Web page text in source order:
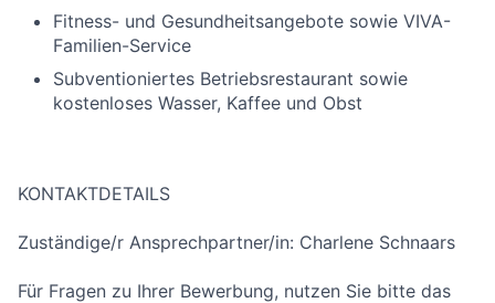
Fitness- und Gesundheitsangebote sowie VIVA-
Familien-Service
Subventioniertes Betriebsrestaurant sowie
kostenloses Wasser, Kaffee und Obst
KONTAKTDETAILS
Zuständige/r Ansprechpartner/in: Charlene Schnaars
Für Fragen zu Ihrer Bewerbung, nutzen Sie bitte das